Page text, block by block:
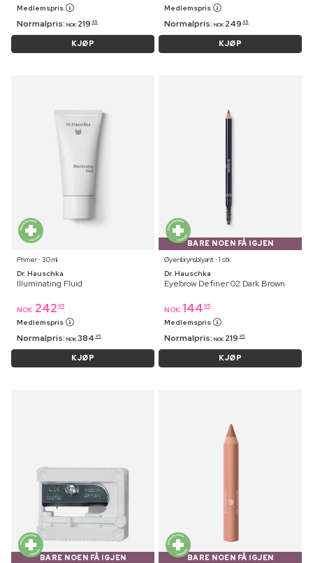
Medlemspris
Normalpris: NOK 219 95
KJØP
Medlemspris
Normalpris: NOK 249 95
KJØP
Primer ⋅ 30 ml
Dr. Hauschka
Illuminating Fluid
NOK 242 95
Medlemspris
Normalpris: NOK 384 95
KJØP
BARE NOEN FÅ IGJEN
Øyenbrynsblyant ⋅ 1 stk
Dr. Hauschka
Eyebrow Definer 02 Dark Brown
NOK 144 95
Medlemspris
Normalpris: NOK 219 95
KJØP
BARE NOEN FÅ IGJEN
BARE NOEN FÅ IGJEN